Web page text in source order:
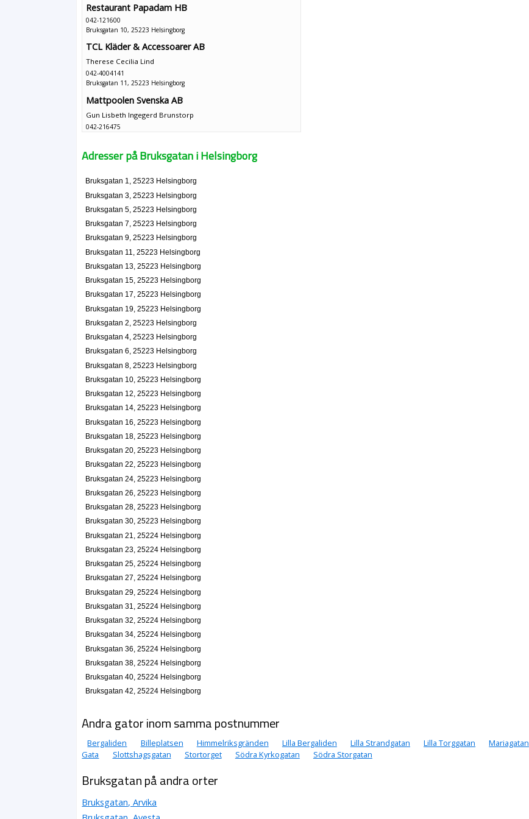
Restaurant Papadam HB
042-121600
Bruksgatan 10, 25223 Helsingborg
TCL Kläder & Accessoarer AB
Therese Cecilia Lind
042-4004141
Bruksgatan 11, 25223 Helsingborg
Mattpoolen Svenska AB
Gun Lisbeth Ingegerd Brunstorp
042-216475
T.J.I. Concept HB
M Norgren Jeans AB
Karl Thomas Rödin
042-241501
Bruksgatan 13, 25223 Helsingborg
042-142520
Bruksgatan 13, 25223 Helsingborg
WLM Lund AB
Karl George Baker
Bruksgatan 13, 25223 Helsingborg
Borneson Scuba
Hans Patrik Borneson
Bruksgatan 14 5tr, 25223 Helsingborg
Karla konsthantverk HB
Siv Inga-Lill Carling
042-218830
Bruksgatan 15, 25223 Helsingborg
Christian Raaschou AB
0708-826363
Bruksgatan 15, 25223 Helsingborg
Magenti Media AB
Asher Timothy Malmros Genach
Bruksgatan 17, 25223 Helsingborg
Jasminum Nudiflorum Blommor Interiör AB
Mia Else-Marie Danielsen
042-137070
Restaurant La Petite AB
Jean-Louis Marie Marchandise
042-219727
Bruksgatan 19, 25223 Helsingborg
Big Swede AB
Paul Håkan Bertram
Centrumgruppen i Helsingborg AB
Paul Håkan Bertram
Bruksgatan 2, 25223 Helsingborg
Ebbas Fik HB
042-281440
Bruksgatan 20, 25223 Helsingborg
Adresser på Bruksgatan i Helsingborg
Bruksgatan 1, 25223 Helsingborg
Bruksgatan 3, 25223 Helsingborg
Bruksgatan 5, 25223 Helsingborg
Bruksgatan 7, 25223 Helsingborg
Bruksgatan 9, 25223 Helsingborg
Bruksgatan 11, 25223 Helsingborg
Bruksgatan 13, 25223 Helsingborg
Bruksgatan 15, 25223 Helsingborg
Bruksgatan 17, 25223 Helsingborg
Bruksgatan 19, 25223 Helsingborg
Bruksgatan 2, 25223 Helsingborg
Bruksgatan 4, 25223 Helsingborg
Bruksgatan 6, 25223 Helsingborg
Bruksgatan 8, 25223 Helsingborg
Bruksgatan 10, 25223 Helsingborg
Bruksgatan 12, 25223 Helsingborg
Bruksgatan 14, 25223 Helsingborg
Bruksgatan 16, 25223 Helsingborg
Bruksgatan 18, 25223 Helsingborg
Bruksgatan 20, 25223 Helsingborg
Bruksgatan 22, 25223 Helsingborg
Bruksgatan 24, 25223 Helsingborg
Bruksgatan 26, 25223 Helsingborg
Bruksgatan 28, 25223 Helsingborg
Bruksgatan 30, 25223 Helsingborg
Bruksgatan 21, 25224 Helsingborg
Bruksgatan 23, 25224 Helsingborg
Bruksgatan 25, 25224 Helsingborg
Bruksgatan 27, 25224 Helsingborg
Bruksgatan 29, 25224 Helsingborg
Bruksgatan 31, 25224 Helsingborg
Bruksgatan 32, 25224 Helsingborg
Bruksgatan 34, 25224 Helsingborg
Bruksgatan 36, 25224 Helsingborg
Bruksgatan 38, 25224 Helsingborg
Bruksgatan 40, 25224 Helsingborg
Bruksgatan 42, 25224 Helsingborg
Andra gator inom samma postnummer
Bergaliden Billeplatsen Himmelriksgränden Lilla Bergaliden Lilla Strandgatan Lilla Torggatan Mariagatan
Gata
Slottshagsgatan Stortorget Södra Kyrkogatan Södra Storgatan
Bruksgatan på andra orter
Bruksgatan, Arvika